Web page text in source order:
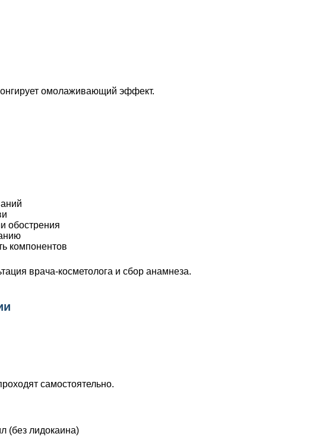
омолаживающий эффект.
обострения
компонентов
врача-косметолога и сбор анамнеза.
самостоятельно.
(без лидокаина)